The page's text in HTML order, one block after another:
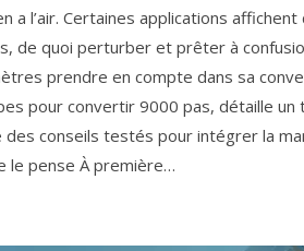
a l’air. Certaines applications
de quoi perturber et prêter à
prendre en compte dans sa
pour convertir 9000 pas, détaille un
conseils testés pour intégrer la
le pense À première…